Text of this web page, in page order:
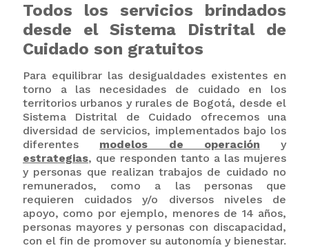
Todos los servicios brindados
desde el Sistema Distrital de
Cuidado son gratuitos
Para equilibrar las desigualdades existentes en
torno a las necesidades de cuidado en los
territorios urbanos y rurales de Bogotá, desde el
Sistema Distrital de Cuidado ofrecemos una
diversidad de servicios, implementados bajo los
diferentes modelos de operación y
estrategias, que responden tanto a las mujeres
y personas que realizan trabajos de cuidado no
remunerados, como a las personas que
requieren cuidados y/o diversos niveles de
apoyo, como por ejemplo, menores de 14 años,
personas mayores y personas con discapacidad,
con el fin de promover su autonomía y bienestar.